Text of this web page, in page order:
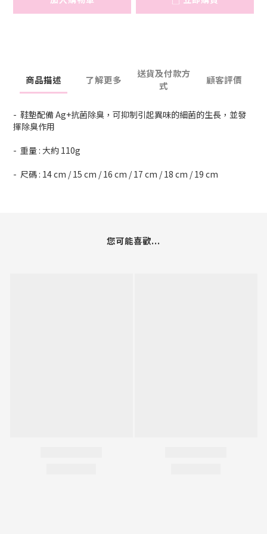
商品描述 了解更多
送貨及付款方
式
顧客評價
- 鞋墊配備 Ag+抗菌除臭，可抑制引起異味的細菌的生長，並發
揮除臭作用
- 重量 : 大約 110g
- 尺碼 : 14 cm / 15 cm / 16 cm / 17 cm / 18 cm / 19 cm
您可能喜歡...